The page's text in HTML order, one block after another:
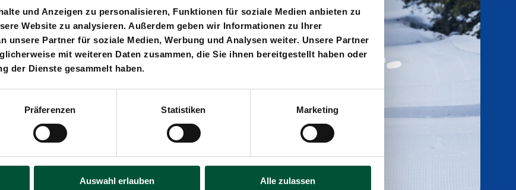
und Anzeigen zu personalisieren, Funktionen für soziale Medien anbieten zu
Website zu analysieren. Außerdem geben wir Informationen zu Ihrer
unsere Partner für soziale Medien, Werbung und Analysen weiter. Unsere Partner
mit weiteren Daten zusammen, die Sie ihnen bereitgestellt haben oder
der Dienste gesammelt haben.
Präferenzen Statistiken Marketing
Auswahl erlauben Alle zulassen
B
u
r
o
n
B
E
R
G
a
u
f­­
R
O
D
E
L
Alle Infos